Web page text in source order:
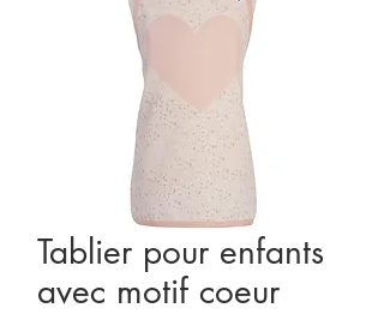
Tablier pour enfants
avec motif coeur